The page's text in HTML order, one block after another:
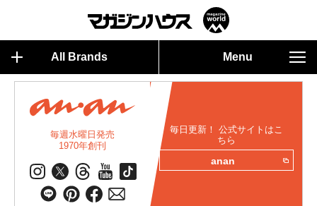
All Brands Menu
毎週水曜日発売
1970年創刊
毎日更新！ 公式サイトはこ
ちら
anan